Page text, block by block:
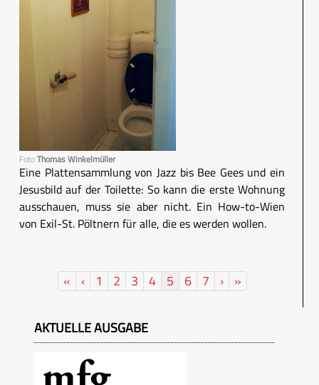
FotoThomas Winkelmüller
Eine Plattensammlung von Jazz bis Bee Gees und ein
Jesusbild auf der Toilette: So kann die erste Wohnung
ausschauen, muss sie aber nicht. Ein How-to-Wien
von Exil-St. Pöltnern für alle, die es werden wollen.
« ‹ 1 2 3 4 5 6 7 › »
AKTUELLE AUSGABE